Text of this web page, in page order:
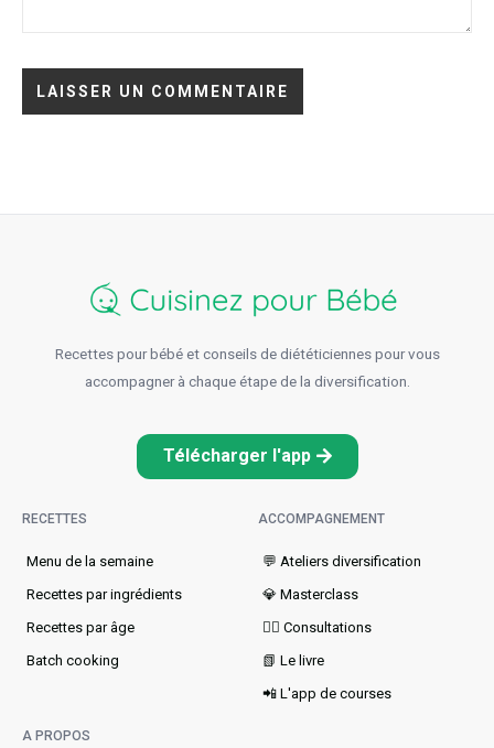
Recettes pour bébé et conseils de diététiciennes pour vous
accompagner à chaque étape de la diversification.
Télécharger l'app
RECETTES
Menu de la semaine​
Recettes par ingrédients
Recettes par âge
Batch cooking
ACCOMPAGNEMENT
💬 Ateliers diversification
💎 Masterclass
👩‍⚕️ Consultations
📗 Le livre
📲 L'app de courses
A PROPOS